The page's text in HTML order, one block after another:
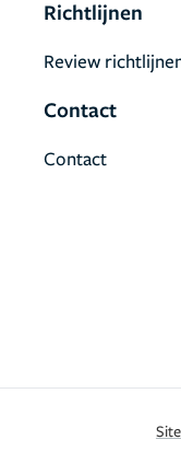
Richtlijnen
Review
Contact
Contact